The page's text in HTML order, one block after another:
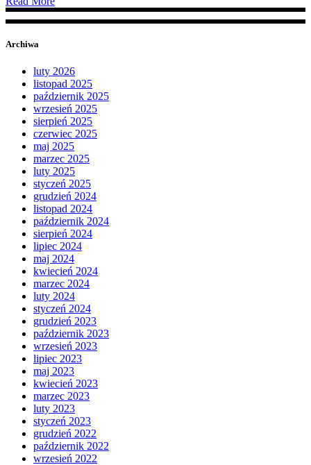
Archiwa
luty 2026
listopad 2025
październik 2025
wrzesień 2025
sierpień 2025
czerwiec 2025
maj 2025
marzec 2025
luty 2025
styczeń 2025
grudzień 2024
listopad 2024
październik 2024
sierpień 2024
lipiec 2024
maj 2024
kwiecień 2024
marzec 2024
luty 2024
styczeń 2024
grudzień 2023
październik 2023
wrzesień 2023
lipiec 2023
maj 2023
kwiecień 2023
marzec 2023
luty 2023
styczeń 2023
grudzień 2022
październik 2022
wrzesień 2022